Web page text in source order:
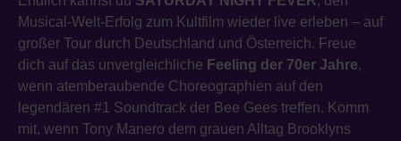
Musical-Welt-Erfolg zum Kultfilm wieder live erleben – auf
großer Tour durch Deutschland und Österreich. Freue
dich auf das unvergleichliche Feeling der 70er Jahre,
wenn atemberaubende Choreographien auf den
legendären #1 Soundtrack der Bee Gees treffen. Komm
mit, wenn Tony Manero dem grauen Alltag Brooklyns